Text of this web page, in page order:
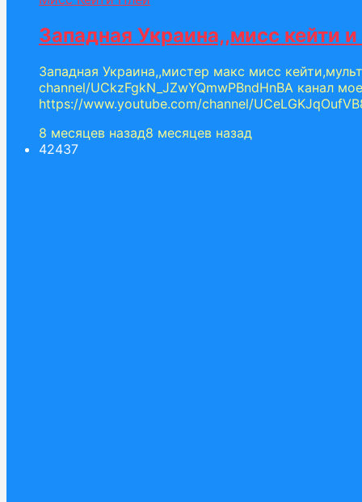
Западная Украина,,мисс кейти
Западная Украина,,мистер макс мисс
channel/UCkzFgkN_JZwYQmwPBndHnBA канал
https://www.youtube.com/channel/
8 месяцев назад8 месяцев назад
42437